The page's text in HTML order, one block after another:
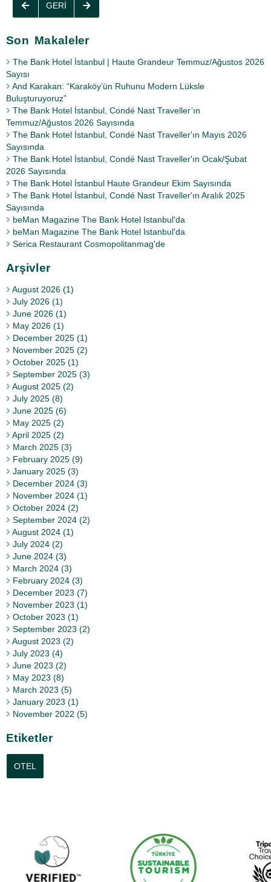
GERI
Son Makaleler
The Bank Hotel İstanbul | Haute Grandeur Temmuz/Ağustos 2026
Sayısı
And Karakan: “Karaköy’ün Ruhunu Modern Lüksle
Buluşturuyoruz”
The Bank Hotel İstanbul, Condé Nast Traveller’ın
Temmuz/Ağustos 2026 Sayısında
The Bank Hotel İstanbul, Condé Nast Traveller'ın Mayıs 2026
Sayısında
The Bank Hotel İstanbul, Condé Nast Traveller'ın Ocak/Şubat
2026 Sayısında
The Bank Hotel İstanbul Haute Grandeur Ekim Sayısında
The Bank Hotel İstanbul, Condé Nast Traveller'ın Aralık 2025
Sayısında
beMan Magazine The Bank Hotel Istanbul'da
beMan Magazine The Bank Hotel Istanbul'da
Serica Restaurant Cosmopolitanmag'de
Arşivler
August 2026 (1)
July 2026 (1)
June 2026 (1)
May 2026 (1)
December 2025 (1)
November 2025 (2)
October 2025 (1)
September 2025 (3)
August 2025 (2)
July 2025 (8)
June 2025 (6)
May 2025 (2)
April 2025 (2)
March 2025 (3)
February 2025 (9)
January 2025 (3)
December 2024 (3)
November 2024 (1)
October 2024 (2)
September 2024 (2)
August 2024 (1)
July 2024 (2)
June 2024 (3)
March 2024 (3)
February 2024 (3)
December 2023 (7)
November 2023 (1)
October 2023 (1)
September 2023 (2)
August 2023 (2)
July 2023 (4)
June 2023 (2)
May 2023 (8)
March 2023 (5)
January 2023 (1)
November 2022 (5)
Etiketler
OTEL